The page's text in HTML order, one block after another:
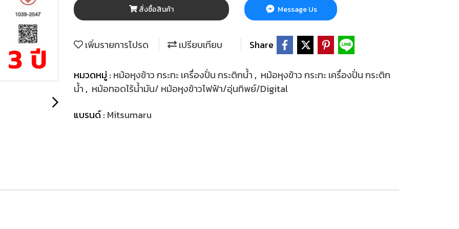
สั่งซื้อสินค้า Message Us
เพิ่มรายการโปรด เปรียบเทียบ Share
หมวดหมู่ : หม้อหุงข้าว กระทะ เครื่องปั่น กระติกน้ำ , หม้อหุงข้าว กระทะ เครื่องปั่น กระติก
น้ำ , หม้อทอดไร้น้ำมัน/ หม้อหุงข้าวไฟฟ้า/อุ่นทิพย์/Digital
แบรนด์ : Mitsumaru